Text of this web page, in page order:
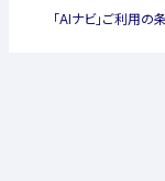
「AIナビ」ご利用の